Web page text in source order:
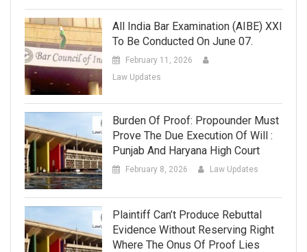
All India Bar Examination (AIBE) XXI
To Be Conducted On June 07.
February 11, 2026
Law Updates
Burden Of Proof: Propounder Must
Prove The Due Execution Of Will :
Punjab And Haryana High Court
February 8, 2026 Law Updates
Plaintiff Can’t Produce Rebuttal
Evidence Without Reserving Right
Where The Onus Of Proof Lies